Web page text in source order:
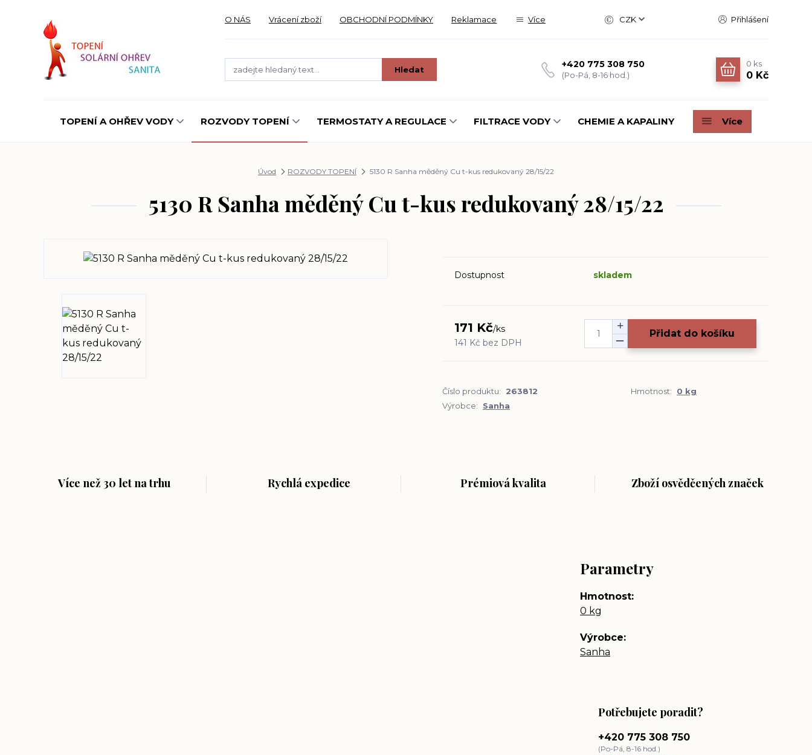
O NÁS Vrácení zboží OBCHODNÍ PODMÍNKY Reklamace Více CZK Přihlášení
Hledat +420 775 308 750
(Po-Pá, 8-16 hod.)
0 ks
0 Kč
TOPENÍ A OHŘEV VODY ROZVODY TOPENÍ TERMOSTATY A REGULACE FILTRACE VODY CHEMIE A KAPALINY Více
Úvod ROZVODY TOPENÍ 5130 R Sanha měděný Cu t-kus redukovaný 28/15/22
5130 R Sanha měděný Cu t-kus redukovaný 28/15/22
Dostupnost skladem
171 Kč/ks
141 Kč bez DPH
Přidat do košíku
Číslo produktu: 263812 Hmotnost:
0 kg
Výrobce:
Sanha
Více než 30 let na trhu Rychlá expedice Prémiová kvalita Zboží osvědčených značek
Parametry
Hmotnost
0 kg
Výrobce
Sanha
Potřebujete poradit?
+420 775 308 750
(Po-Pá, 8-16 hod.)